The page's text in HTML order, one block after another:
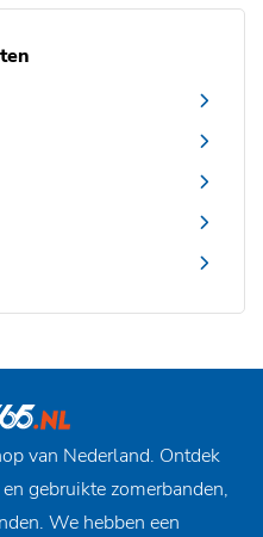
van Nederland. Ontdek
gebruikte zomerbanden,
We hebben een